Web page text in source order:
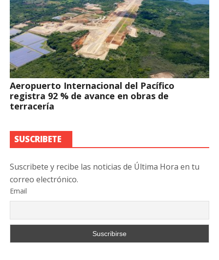
Aeropuerto Internacional del Pacífico
registra 92 % de avance en obras de
terracería
SUSCRIBETE
Suscribete y recibe las noticias de Última Hora en tu
correo electrónico.
Email